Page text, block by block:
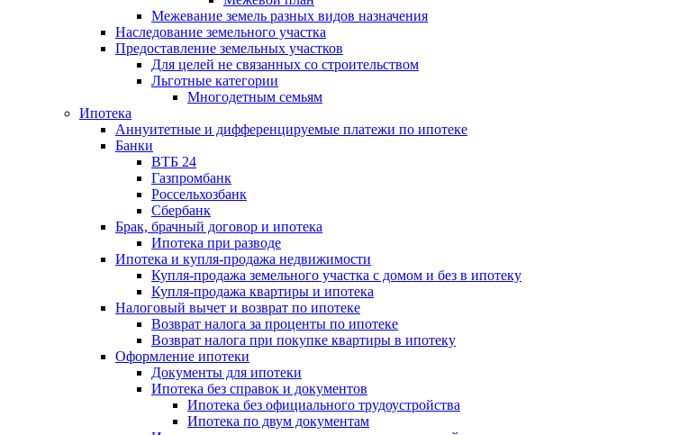
Межевание земель разных видов назначения
Наследование земельного участка
Предоставление земельных участков
Для целей не связанных со строительством
Льготные категории
Многодетным семьям
Ипотека
Аннуитетные и дифференцируемые платежи по ипотеке
Банки
ВТБ 24
Газпромбанк
Россельхозбанк
Сбербанк
Брак, брачный договор и ипотека
Ипотека при разводе
Ипотека и купля-продажа недвижимости
Купля-продажа земельного участка с домом и без в ипотеку
Купля-продажа квартиры и ипотека
Налоговый вычет и возврат по ипотеке
Возврат налога за проценты по ипотеке
Возврат налога при покупке квартиры в ипотеку
Оформление ипотеки
Документы для ипотеки
Ипотека без справок и документов
Ипотека без официального трудоустройства
Ипотека по двум документам